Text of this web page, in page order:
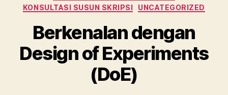
KONSULTASI SUSUN SKRIPSI
UNCATEGORIZED
Berkenalan dengan
Design of Experiments
(DoE)